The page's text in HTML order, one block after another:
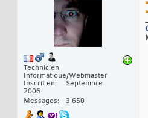
Technicien
Informatique/Webmaster
Inscrit en
Septembre
2006
Messages
3 650